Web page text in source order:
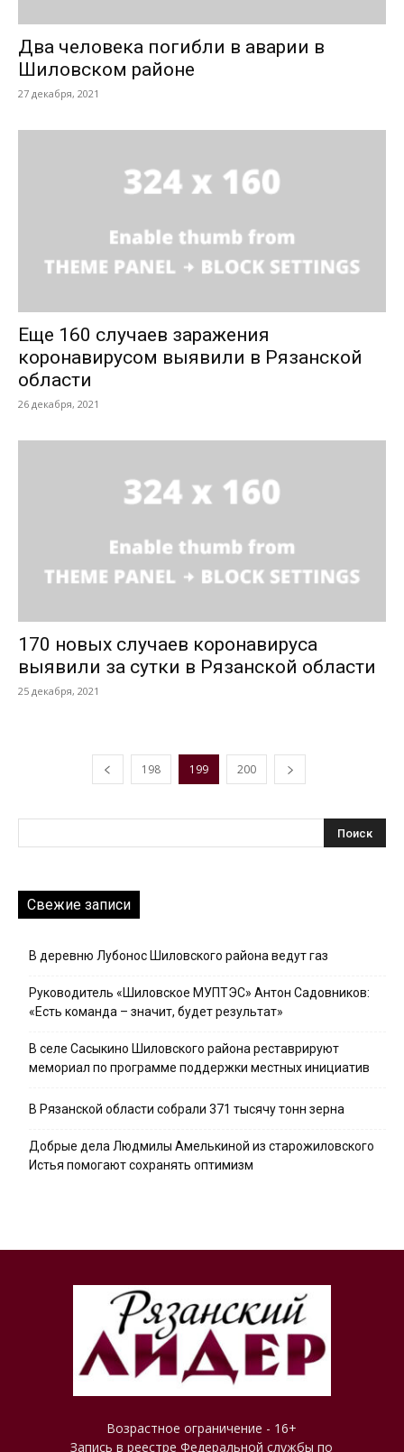
Два человека погибли в аварии в
Шиловском районе
27 декабря, 2021
Еще 160 случаев заражения
коронавирусом выявили в Рязанской
области
26 декабря, 2021
170 новых случаев коронавируса
выявили за сутки в Рязанской области
25 декабря, 2021
198 199 200
Свежие записи
В деревню Лубонос Шиловского района ведут газ
Руководитель «Шиловское МУПТЭС» Антон Садовников:
«Есть команда – значит, будет результат»
В селе Сасыкино Шиловского района реставрируют
мемориал по программе поддержки местных инициатив
В Рязанской области собрали 371 тысячу тонн зерна
Добрые дела Людмилы Амелькиной из старожиловского
Истья помогают сохранять оптимизм
Возрастное ограничение - 16+
Запись в реестре Федеральной службы по